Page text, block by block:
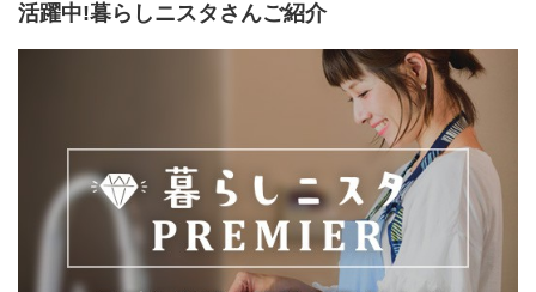
活躍中!暮らしニスタさんご紹介